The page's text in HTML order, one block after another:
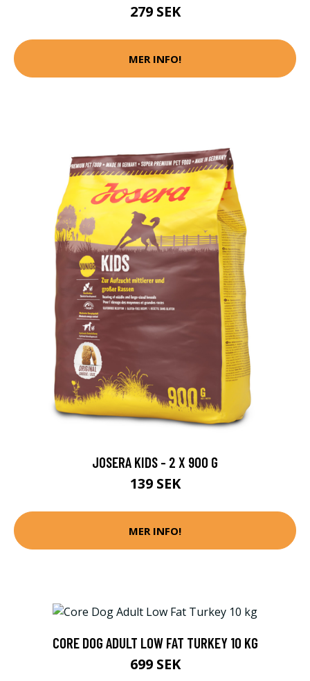
279 SEK
MER INFO!
JOSERA KIDS - 2 X 900 G
139 SEK
MER INFO!
CORE DOG ADULT LOW FAT TURKEY 10 KG
699 SEK